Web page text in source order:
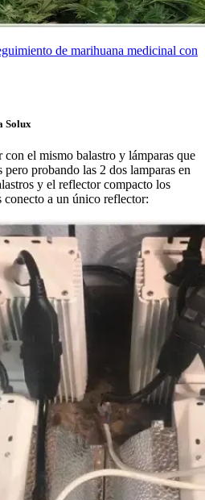
de marihuana medicinal con
Solux
con el mismo balastro y lámparas que
probando las 2 dos lamparas en
y el reflector compacto los
a un único reflector: